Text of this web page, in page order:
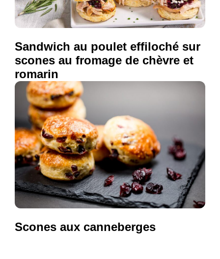
Sandwich au poulet effiloché sur
scones au fromage de chèvre et
romarin
Scones aux canneberges